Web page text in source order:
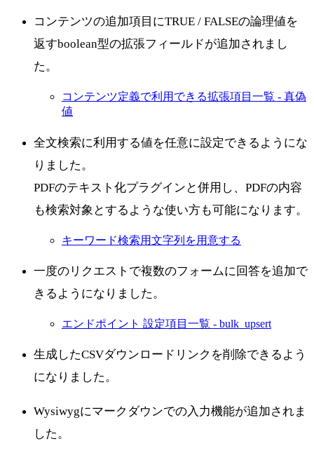
コンテンツの追加項目にTRUE / FALSEの論理値を
返すboolean型の拡張フィールドが追加されまし
た。
コンテンツ定義で利用できる拡張項目一覧 - 真偽
値
全文検索に利用する値を任意に設定できるようにな
りました。
PDFのテキスト化プラグインと併用し、PDFの内容
も検索対象とするような使い方も可能になります。
キーワード検索用文字列を用意する
一度のリクエストで複数のフォームに回答を追加で
きるようになりました。
エンドポイント 設定項目一覧 - bulk_upsert
生成したCSVダウンロードリンクを削除できるよう
になりました。
Wysiwygにマークダウンでの入力機能が追加されま
した。